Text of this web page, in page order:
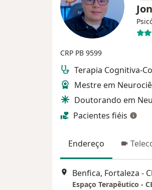
CRP PB 9599
Terapia Cognitiva-
Mestre em
Doutorando em
Pacientes fiéis
Endereço
Benfica, Fortaleza -
Espaço Terapêutico -